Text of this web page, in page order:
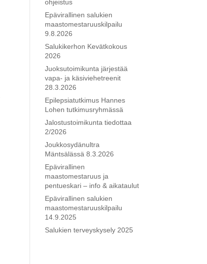
ohjeistus
Epävirallinen salukien
maastomestaruuskilpailu
9.8.2026
Salukikerhon Kevätkokous
2026
Juoksutoimikunta järjestää
vapa- ja käsiviehetreenit
28.3.2026
Epilepsiatutkimus Hannes
Lohen tutkimusryhmässä
Jalostustoimikunta tiedottaa
2/2026
Joukkosydänultra
Mäntsälässä 8.3.2026
Epävirallinen
maastomestaruus ja
pentueskari – info & aikataulut
Epävirallinen salukien
maastomestaruuskilpailu
14.9.2025
Salukien terveyskysely 2025